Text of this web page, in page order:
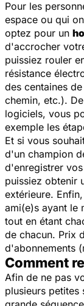
Pour les
espace ou qui
optez pour un
d'accrocher
puissiez rouler
résistance
des centaines
chemin, etc.).
logiciels, vous
exemple les
Et si vous
d'un champion
d'enregistrer
puissiez obtenir
extérieure.
ami(e)s ayant le
tout en étant
de chacun. Prix
d'abonnements
Comment
Afin de ne pas
plusieurs petites